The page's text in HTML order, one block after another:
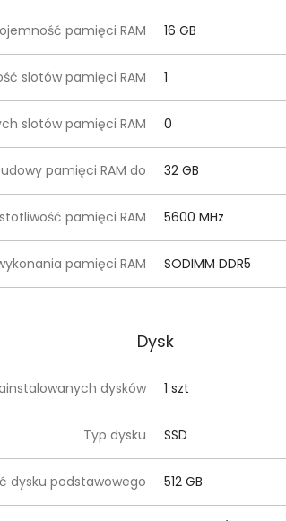
pamięci RAM 16 GB
slotów pamięci RAM 1
slotów pamięci RAM 0
pamięci RAM do 32 GB
pamięci RAM 5600 MHz
pamięci RAM SODIMM DDR5
Dysk
dysków 1 szt
Typ dysku SSD
dysku podstawowego 512 GB